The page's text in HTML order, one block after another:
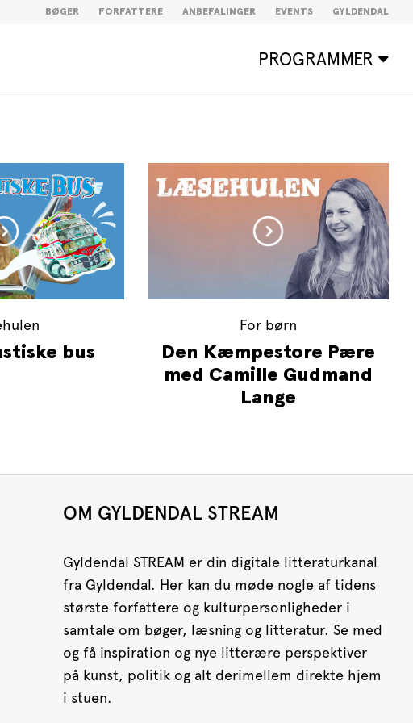
BØGER FORFATTERE ANBEFALINGER EVENTS GYLDENDAL
PROGRAMMER
bus
For børn
Den Kæmpestore Pære
med Camille Gudmand
Lange
OM GYLDENDAL STREAM
Gyldendal STREAM er din digitale litteraturkanal
fra Gyldendal. Her kan du møde nogle af tidens
største forfattere og kulturpersonligheder i
samtale om bøger, læsning og litteratur. Se med
og få inspiration og nye litterære perspektiver
på kunst, politik og alt derimellem direkte hjem
i stuen.